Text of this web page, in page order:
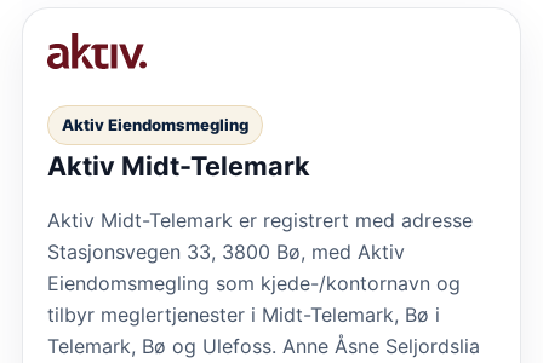
Aktiv Eiendomsmegling
Aktiv Midt-Telemark
Aktiv Midt-Telemark er registrert med adresse
Stasjonsvegen 33, 3800 Bø, med Aktiv
Eiendomsmegling som kjede-/kontornavn og
tilbyr meglertjenester i Midt-Telemark, Bø i
Telemark, Bø og Ulefoss. Anne Åsne Seljordslia